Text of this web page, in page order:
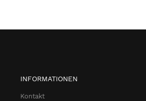
INFORMATIONEN
Kontakt